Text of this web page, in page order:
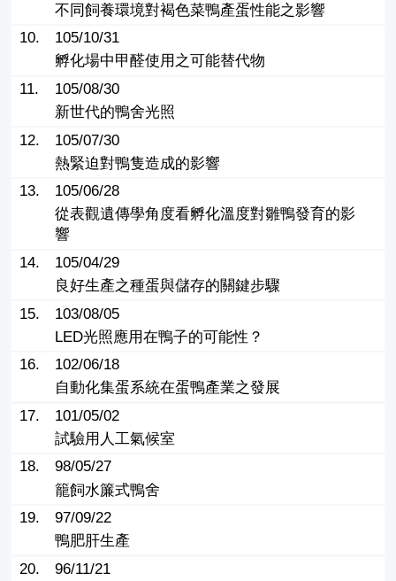
不同飼養環境對褐色菜鴨產蛋性能之影響
10.
105/10/31
孵化場中甲醛使用之可能替代物
11.
105/08/30
新世代的鴨舍光照
12.
105/07/30
熱緊迫對鴨隻造成的影響
13.
105/06/28
從表觀遺傳學角度看孵化溫度對雛鴨發育的影
響
14.
105/04/29
良好生產之種蛋與儲存的關鍵步驟
15.
103/08/05
LED光照應用在鴨子的可能性？
16.
102/06/18
自動化集蛋系統在蛋鴨產業之發展
17.
101/05/02
試驗用人工氣候室
18.
98/05/27
籠飼水簾式鴨舍
19.
97/09/22
鴨肥肝生產
20.
96/11/21